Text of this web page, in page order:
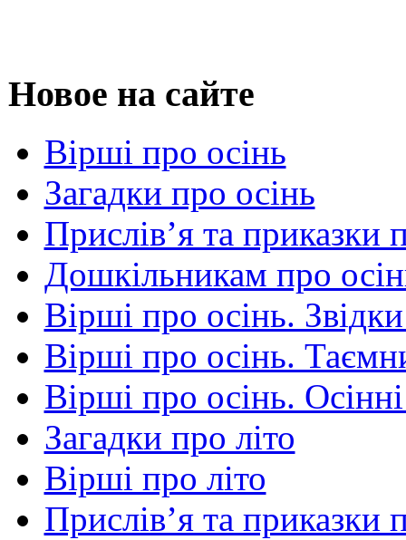
Новое на сайте
Вірші про осінь
Загадки про осінь
Прислів’я та приказки
Дошкільникам про
Вірші про осінь.
Вірші про осінь.
Вірші про осінь.
Загадки про літо
Вірші про літо
Прислів’я та приказки